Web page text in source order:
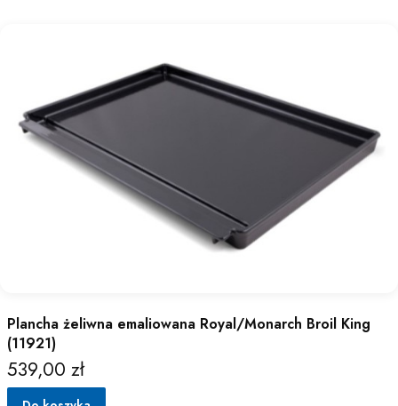
Plancha żeliwna emaliowana Royal/Monarch Broil King
(11921)
Cena
539,00 zł